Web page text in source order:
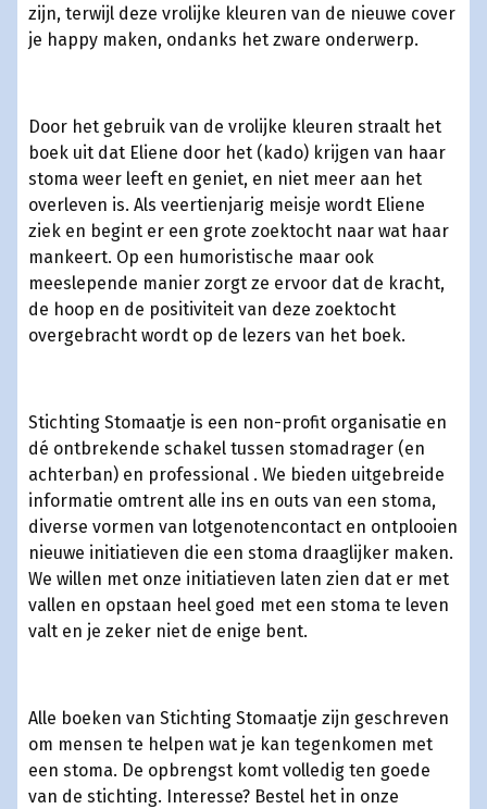
zijn, terwijl deze vrolijke kleuren van de nieuwe cover
je happy maken, ondanks het zware onderwerp.
Door het gebruik van de vrolijke kleuren straalt het
boek uit dat Eliene door het (kado) krijgen van haar
stoma weer leeft en geniet, en niet meer aan het
overleven is. Als veertienjarig meisje wordt Eliene
ziek en begint er een grote zoektocht naar wat haar
mankeert. Op een humoristische maar ook
meeslepende manier zorgt ze ervoor dat de kracht,
de hoop en de positiviteit van deze zoektocht
overgebracht wordt op de lezers van het boek.
Stichting Stomaatje is een non-profit organisatie en
dé ontbrekende schakel tussen stomadrager (en
achterban) en professional . We bieden uitgebreide
informatie omtrent alle ins en outs van een stoma,
diverse vormen van lotgenotencontact en ontplooien
nieuwe initiatieven die een stoma draaglijker maken.
We willen met onze initiatieven laten zien dat er met
vallen en opstaan heel goed met een stoma te leven
valt en je zeker niet de enige bent.
Alle boeken van Stichting Stomaatje zijn geschreven
om mensen te helpen wat je kan tegenkomen met
een stoma. De opbrengst komt volledig ten goede
van de stichting. Interesse? Bestel het in onze